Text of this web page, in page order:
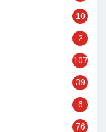
10
2
107
39
6
76